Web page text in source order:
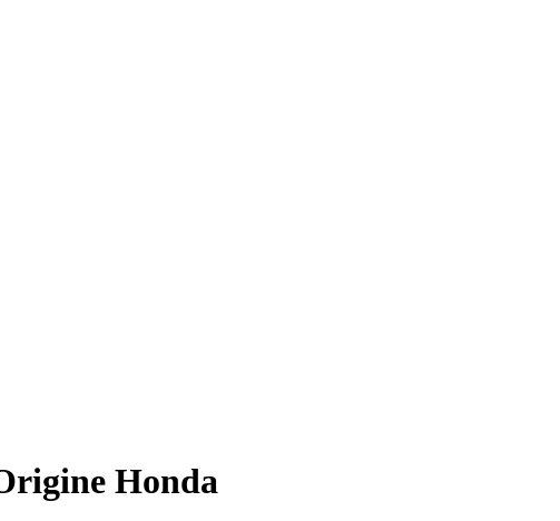
Honda